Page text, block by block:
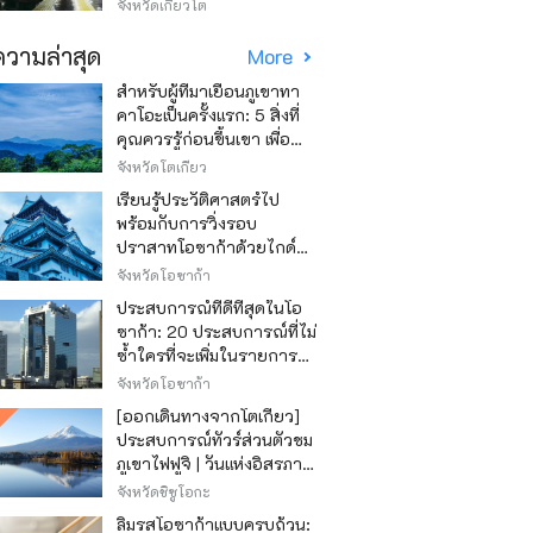
จังหวัดเกียวโต
ามล่าสุด More
สำหรับผู้ที่มาเยือนภูเขาทา
คาโอะเป็นครั้งแรก: 5 สิ่งที่
คุณควรรู้ก่อนขึ้นเขา เพื่อ
ให้การปีนเขาเป็นไปอย่าง
สนุกสนาน
จังหวัดโตเกียว
เรียนรู้ประวัติศาสตร์ไป
พร้อมกับการวิ่งรอบ
ปราสาทโอซาก้าด้วยไกด์
เสียง "วิ่ง วิ่ง เรียนรู้"
จังหวัดโอซาก้า
ประสบการณ์ที่ดีที่สุดในโอ
ซาก้า: 20 ประสบการณ์ที่ไม่
ซ้ำใครที่จะเพิ่มในรายการสิ่ง
ที่อยากทำในการเดินทาง
ของคุณ
จังหวัดโอซาก้า
[ออกเดินทางจากโตเกียว]
ประสบการณ์ทัวร์ส่วนตัวชม
ภูเขาไฟฟูจิ | วันแห่งอิสรภาพ
สุดหรู
จังหวัดชิซูโอกะ
ลิ้มรสโอซาก้าแบบครบถ้วน: